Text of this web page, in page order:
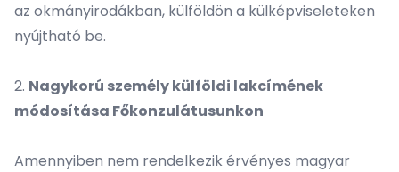
az okmányirodákban, külföldön a külképviseleteken
nyújtható be.
2. Nagykorú személy külföldi lakcímének
módosítása Főkonzulátusunkon
Amennyiben nem rendelkezik érvényes magyar